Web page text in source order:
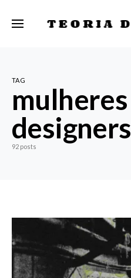
TEORIA
TAG
mulheres
designers
92 posts